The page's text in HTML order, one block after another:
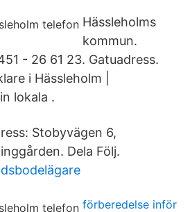
Hässleholms
kommun.
- 26 61 23. Gatuadress.
i Hässleholm |
lokala .
Stobyvägen 6,
Dela Följ.
förberedelse inför